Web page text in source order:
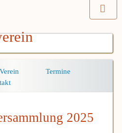
Termine
2025